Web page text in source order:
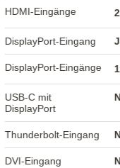
HDMI-Eingänge
DisplayPort-Eingang
DisplayPort-Eingänge
USB-C mit
DisplayPort
Thunderbolt-Eingang
DVI-Eingang